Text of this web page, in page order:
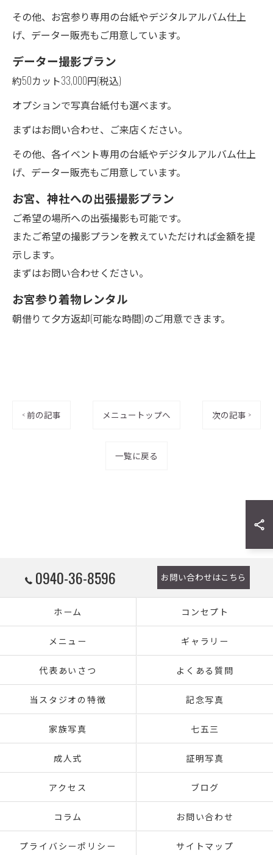
その他、お宮参り専用の台紙やデジタルアルバム仕上
げ、データー販売もご用意しています。
データー撮影プラン
約50カット33,000円(税込)
オプションで写真台紙付も選べます。
まずはお問い合わせ、ご来店ください。
その他、各イベント専用の台紙やデジタルアルバム仕上
げ、データー販売もご用意しています。
お宮、神社への出張撮影プラン
ご希望の場所への出張撮影も可能です。
またご希望の撮影プランを教えていただければ金額を提
示します。
まずはお問い合わせください。
お宮参り着物レンタル
朝借りて夕方返却(可能な時間)のご用意できます。
< 前の記事 メニュートップへ 次の記事 >
一覧に戻る
0940-36-8596 お問い合わせはこちら
ホーム コンセプト
メニュー ギャラリー
代表あいさつ よくある質問
当スタジオの特徴 記念写真
家族写真 七五三
成人式 証明写真
アクセス ブログ
コラム お問い合わせ
プライバシーポリシー サイトマップ